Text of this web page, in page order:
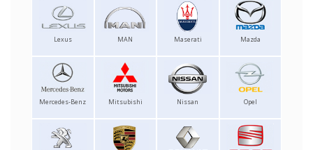
Lexus MAN Maserati Mazda
Mercedes-Benz Mitsubishi Nissan Opel